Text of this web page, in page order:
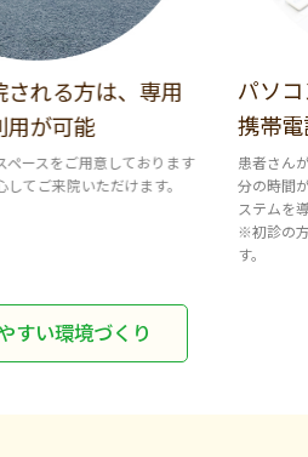
れる方は、専用
用が可能
ペースをご用意しております
てご来院いただけます。
パソ
携帯
患者さん
分の時間
ステムを
※初診の
す。
すい環境づくり